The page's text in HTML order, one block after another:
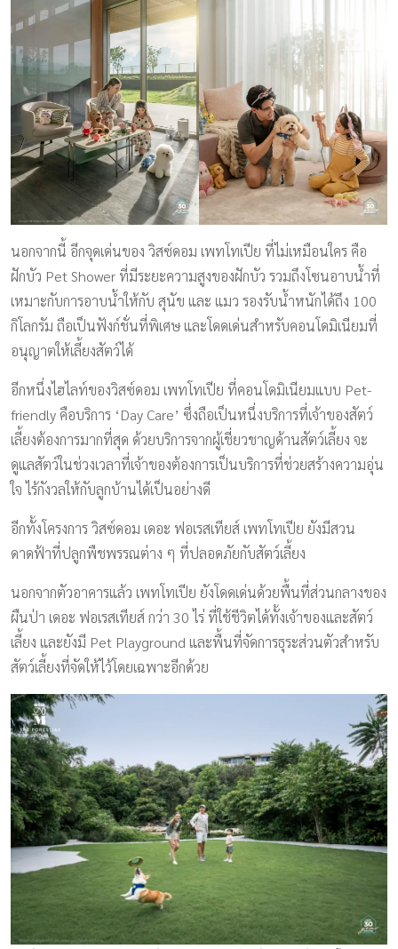
นอกจากนี้ อีกจุดเด่นของ วิสซ์ดอม เพทโทเปีย ที่ไม่เหมือนใคร คือ
ฝักบัว Pet Shower ที่มีระยะความสูงของฝักบัว รวมถึงโซนอาบน้ำที่
เหมาะกับการอาบน้ำให้กับ สุนัข และ แมว รองรับน้ำหนักได้ถึง 100
กิโลกรัม ถือเป็นฟังก์ชั่นที่พิเศษ และโดดเด่นสำหรับคอนโดมิเนียมที่
อนุญาตให้เลี้ยงสัตว์ได้
อีกหนึ่งไฮไลท์ของวิสซ์ดอม เพทโทเปีย ที่คอนโดมิเนียมแบบ Pet-
friendly คือบริการ ‘Day Care’ ซึ่งถือเป็นหนึ่งบริการที่เจ้าของสัตว์
เลี้ยงต้องการมากที่สุด ด้วยบริการจากผู้เชี่ยวชาญด้านสัตว์เลี้ยง จะ
ดูแลสัตว์ในช่วงเวลาที่เจ้าของต้องการเป็นบริการที่ช่วยสร้างความอุ่น
ใจ ไร้กังวลให้กับลูกบ้านได้เป็นอย่างดี
อีกทั้งโครงการ วิสซ์ดอม เดอะ ฟอเรสเทียส์ เพทโทเปีย ยังมีสวน
ดาดฟ้าที่ปลูกพืชพรรณต่าง ๆ ที่ปลอดภัยกับสัตว์เลี้ยง
นอกจากตัวอาคารแล้ว เพทโทเปีย ยังโดดเด่นด้วยพื้นที่ส่วนกลางของ
ผืนป่า เดอะ ฟอเรสเทียส์ กว่า 30 ไร่ ที่ใช้ชีวิตได้ทั้งเจ้าของและสัตว์
เลี้ยง และยังมี Pet Playground และพื้นที่จัดการธุระส่วนตัวสำหรับ
สัตว์เลี้ยงที่จัดให้ไว้โดยเฉพาะอีกด้วย